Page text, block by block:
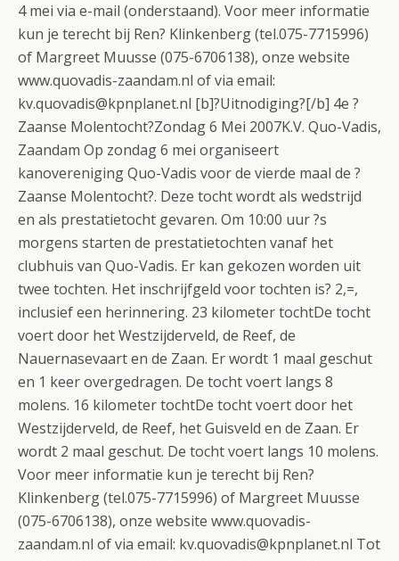
4 mei via e-mail (onderstaand). Voor meer informatie
kun je terecht bij Ren? Klinkenberg (tel.075-7715996)
of Margreet Muusse (075-6706138), onze website
www.quovadis-zaandam.nl of via email:
kv.quovadis@kpnplanet.nl [b]?Uitnodiging?[/b] 4e ?
Zaanse Molentocht?Zondag 6 Mei 2007K.V. Quo-Vadis,
Zaandam Op zondag 6 mei organiseert
kanovereniging Quo-Vadis voor de vierde maal de ?
Zaanse Molentocht?. Deze tocht wordt als wedstrijd
en als prestatietocht gevaren. Om 10:00 uur ?s
morgens starten de prestatietochten vanaf het
clubhuis van Quo-Vadis. Er kan gekozen worden uit
twee tochten. Het inschrijfgeld voor tochten is? 2,=,
inclusief een herinnering. 23 kilometer tochtDe tocht
voert door het Westzijderveld, de Reef, de
Nauernasevaart en de Zaan. Er wordt 1 maal geschut
en 1 keer overgedragen. De tocht voert langs 8
molens. 16 kilometer tochtDe tocht voert door het
Westzijderveld, de Reef, het Guisveld en de Zaan. Er
wordt 2 maal geschut. De tocht voert langs 10 molens.
Voor meer informatie kun je terecht bij Ren?
Klinkenberg (tel.075-7715996) of Margreet Muusse
(075-6706138), onze website www.quovadis-
zaandam.nl of via email: kv.quovadis@kpnplanet.nl Tot